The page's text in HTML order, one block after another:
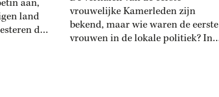
aan,
land
de
vrouwelijke Kamerleden zijn
bekend, maar wie waren de eerste
vrouwen in de lokale politiek? In